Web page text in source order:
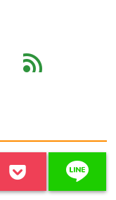
feed
line